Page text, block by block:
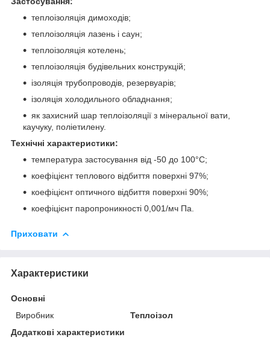
теплоізоляція димоходів;
теплоізоляція лазень і саун;
теплоізоляція котелень;
теплоізоляція будівельних конструкцій;
ізоляція трубопроводів, резервуарів;
ізоляція холодильного обладнання;
як захисний шар теплоізоляції з мінеральної вати,
каучуку, поліетилену.
Технічні характеристики:
температура застосування від -50 до 100°C;
коефіцієнт теплового відбиття поверхні 97%;
коефіцієнт оптичного відбиття поверхні 90%;
коефіцієнт паропроникності 0,001/мч Па.
Приховати
Характеристики
Основні
Виробник
Теплоізол
Додаткові характеристики